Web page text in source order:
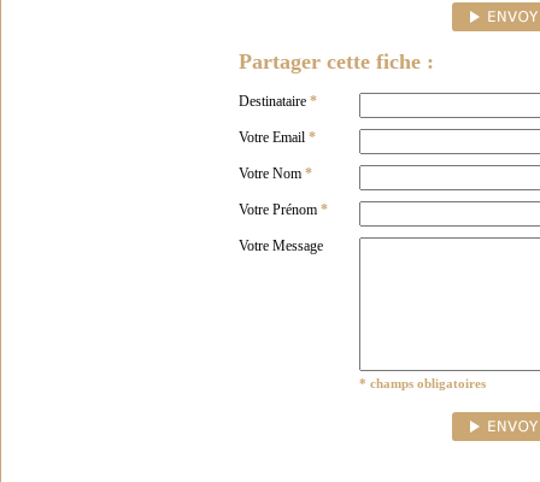
Partager cette fiche :
Destinataire *
Votre Email *
Votre Nom *
Votre Prénom *
Votre Message
* champs obligatoires